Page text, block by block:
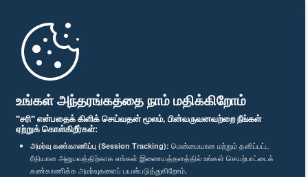
உங்கள் அந்தரங்கத்தை நாம் மதிக்கிறோம்
"சரி" என்பதைக் கிளிக் செய்வதன் மூலம், பின்வருவனவற்றை நீங்கள்
ஏற்றுக் கொள்கிறீர்கள்:
அமர்வு கண்காணிப்பு (Session Tracking): மென்மையான மற்றும் தனிப்பட்ட
ரீதியான அனுபவத்திற்காக எங்கள் இணையத்தளத்தில் உங்கள் செயற்பாட்டைக்
கண்காணிக்க அமர்வுகளைப் பயன்படுத்துகிறோம்.
முதற்பக்கம்
பாராளுமன்ற கையடக்க செயலி
எம்மை பின்தொடர்க :